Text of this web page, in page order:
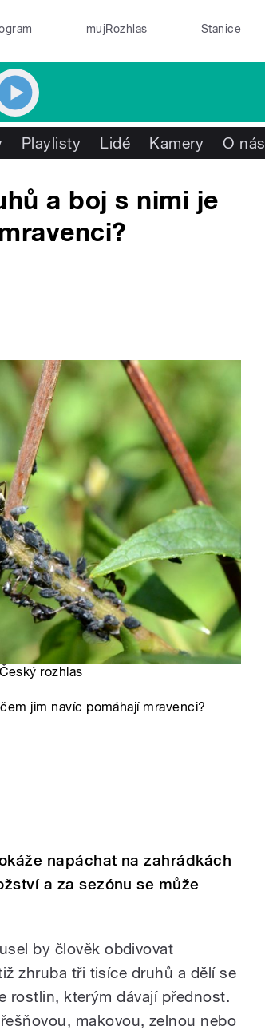
mujRozhlas Stanice
Playlisty Lidé Kamery O nás
a boj s nimi je
rozhlas
jim navíc pomáhají mravenci?
napáchat na zahrádkách
a za sezónu se může
by člověk obdivovat
zhruba tři tisíce druhů a dělí se
rostlin, kterým dávají přednost.
makovou, zelnou nebo